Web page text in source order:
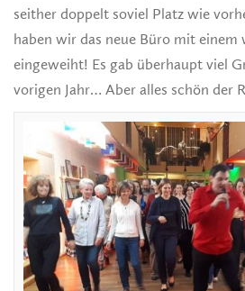
seither doppelt soviel Platz wie
haben wir das neue Büro mit einem
eingeweiht! Es gab überhaupt viel
vorigen Jahr… Aber alles schön der